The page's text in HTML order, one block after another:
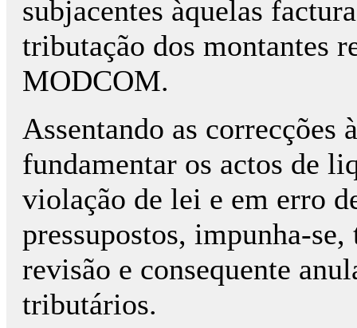
subjacentes àquelas
tributação dos montantes
MODCOM.
Assentando as correcções
fundamentar os actos de
violação de lei e em erro
pressupostos, impunha-
revisão e consequente
tributários.